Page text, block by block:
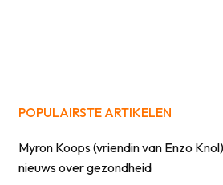
POPULAIRSTE ARTIKELEN
Myron Koops (vriendin van Enzo
nieuws over gezondheid